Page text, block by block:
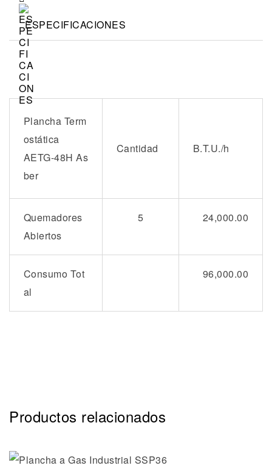
ESPECIFICACIONES
Plancha Term
ostática
AETG-48H As
ber
Cantidad B.T.U./h
Quemadores
Abiertos
5 24,000.00
Consumo Tot
al
96,000.00
Productos relacionados